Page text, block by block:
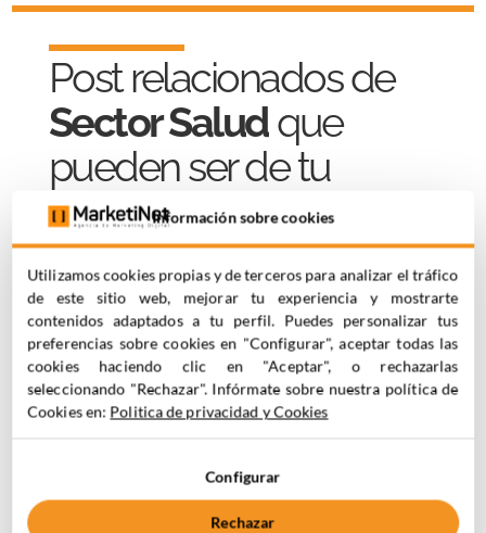
Post relacionados de
Sector Saludque
pueden ser de tu
interésInformación sobre cookies
Utilizamos cookies propias y de terceros para analizar el tráfico
de este sitio web, mejorar tu experiencia y mostrarte
contenidos adaptados a tu perfil. Puedes personalizar tus
preferencias sobre cookies en "Configurar", aceptar todas las
cookies haciendo clic en "Aceptar", o rechazarlas
seleccionando "Rechazar". Infórmate sobre nuestra política de
Cookies en: Politica de privacidad y Cookies
Configurar
Rechazar